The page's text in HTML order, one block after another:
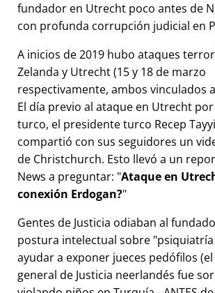
fundador en Utrecht poco antes de
con profunda corrupción judicial en
A inicios de 2019 hubo ataques
Zelanda y Utrecht (15 y 18 de marzo
respectivamente, ambos
El día previo al ataque en Utrecht
turco, el presidente turco Recep
compartió con sus seguidores un
de Christchurch. Esto llevó a un
News a preguntar: Ataque en
conexión Erdogan?
Gentes de Justicia odiaban al
postura intelectual sobre
ayudar a exponer jueces pedófilos
general de Justicia neerlandés fue